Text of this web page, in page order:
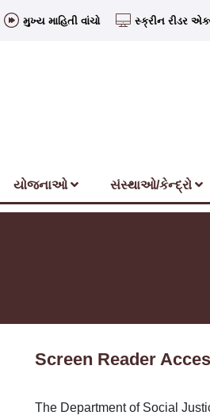
મુખ્ય માહિતી વાંચો સ્ક્રીન રીડર
યોજનાઓ સંસ્થાઓ/કેન્દ્રો
Screen Reader
The Department of Social